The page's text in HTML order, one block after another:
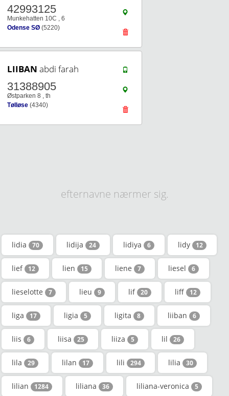
42993125
Munkehatten 10C , 6
Odense SØ (5220)
LIIBAN abdi farah
31388905
Østparken 8 , th
Tølløse (4340)
efternavne nærmer sig.
lidia 70 lidija 24 lidiya 6 lidy 12
lief 12 lien 15 liene 7 liesel 6
lieselotte 7 lieu 9 lif 20 liff 12
liga 17 ligia 5 ligita 8 liiban 6
liis 6 liisa 25 liiza 5 lil 26
lila 29 lilan 17 lili 294 lilia 30
lilian 1284 liliana 36 liliana-veronica 5